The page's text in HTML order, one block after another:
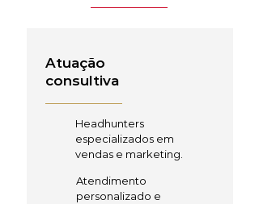
Atuação
consultiva
Headhunters
especializados em
vendas e marketing.
Atendimento
personalizado e